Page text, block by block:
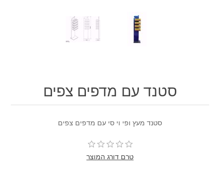
סטנד עם מדפים צפים
סטנד מעץ ופי וי סי עם מדפים צפים
טרם דורג המוצר